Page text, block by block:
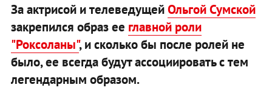
За актрисой и телеведущейОльгой Сумской
закрепился образ ее главной роли
"Роксоланы", и сколько бы после ролей не
было, ее всегда будут ассоциировать с тем
легендарным образом.